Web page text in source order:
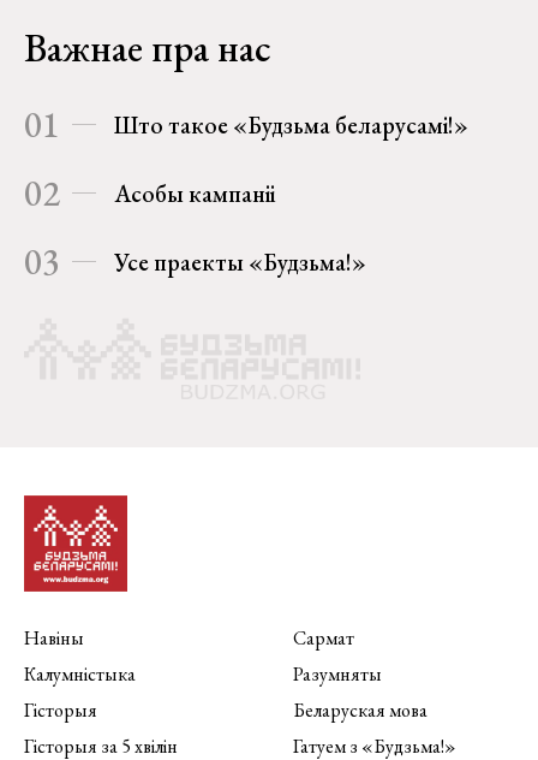
Важнае пра нас
01 Што такое «Будзьма беларусамі!»
02 Асобы кампаніі
03 Усе праекты «Будзьма!»
Навіны
Калумністыка
Гісторыя
Гісторыя за 5 хвілін
Сармат
Разумняты
Беларуская мова
Гатуем з «Будзьма!»